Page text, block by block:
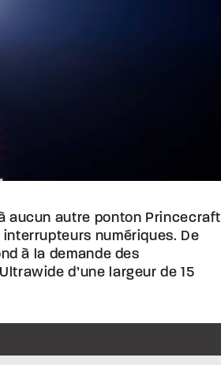
aucun autre ponton Princecraft
numériques. De
à la demande des
d’une largeur de 15